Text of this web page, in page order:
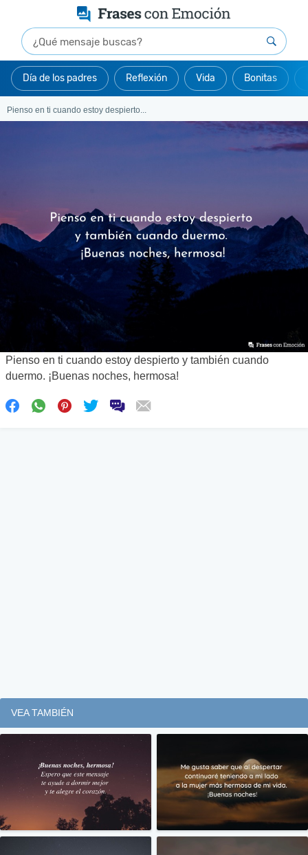
Día de los padres Reflexión Vida Bonitas
Pienso en ti cuando estoy despierto...
Pienso en ti cuando estoy despierto y también cuando
duermo. ¡Buenas noches, hermosa!
VEA TAMBIÉN